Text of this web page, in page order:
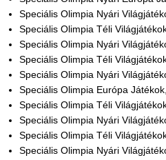
Speciális Olimpia Nyári
Speciális Olimpia Téli
Speciális Olimpia Nyári
Speciális Olimpia Téli
Speciális Olimpia Nyári
Speciális Olimpia Európa
Speciális Olimpia Téli
Speciális Olimpia Nyári
Speciális Olimpia Téli
Speciális Olimpia Nyári